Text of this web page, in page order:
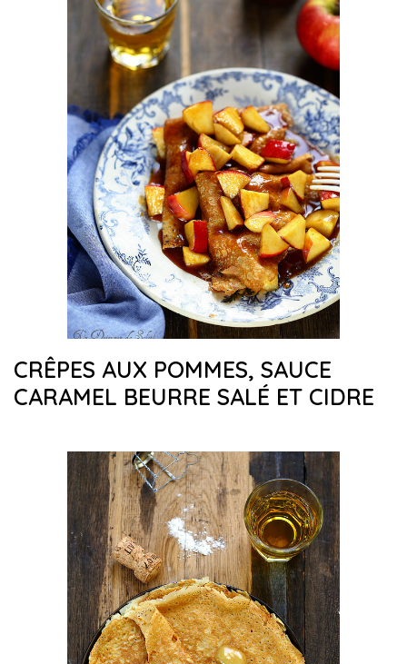
CRÊPES AUX POMMES, SAUCE
CARAMEL BEURRE SALÉ ET CIDRE